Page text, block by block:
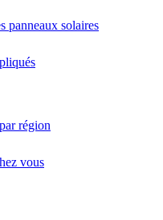
panneaux solaires
région
vous